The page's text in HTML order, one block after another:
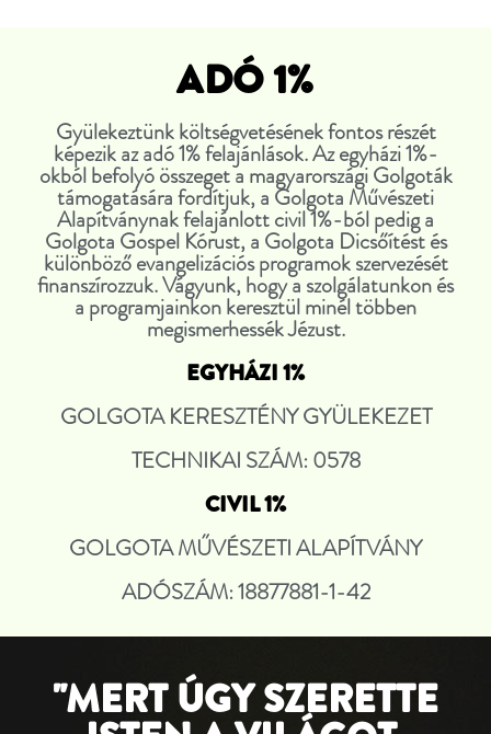
ADÓ 1%
Gyülekeztünk költségvetésének fontos részét
képezik az adó 1% felajánlások. Az egyházi 1%-
okból befolyó összeget a magyarországi Golgoták
támogatására fordítjuk, a Golgota Művészeti
Alapítványnak felajánlott civil 1%-ból pedig a
Golgota Gospel Kórust, a Golgota Dicsőítést és
különböző evangelizációs programok szervezését
finanszírozzuk. Vágyunk, hogy a szolgálatunkon és
a programjainkon keresztül minél többen
megismerhessék Jézust.
EGYHÁZI 1%
GOLGOTA KERESZTÉNY GYÜLEKEZET
TECHNIKAI SZÁM: 0578
CIVIL 1%
GOLGOTA MŰVÉSZETI ALAPÍTVÁNY
ADÓSZÁM: 18877881-1-42
"MERT ÚGY SZERETTE